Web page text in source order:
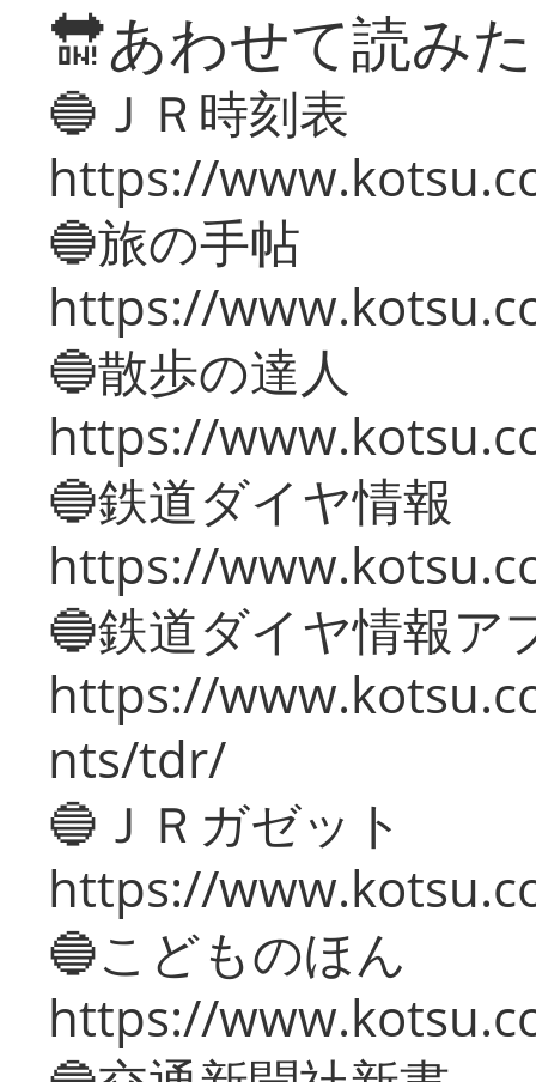
🔛あわせて読み
🔵ＪＲ時刻表
https://
🔵旅の手帖
https://
🔵散歩の達人
https://
🔵鉄道ダイヤ情報
https://
🔵鉄道ダイヤ情報ア
https://
nts/tdr/
🔵ＪＲガゼット
https://
🔵こどものほん
https://